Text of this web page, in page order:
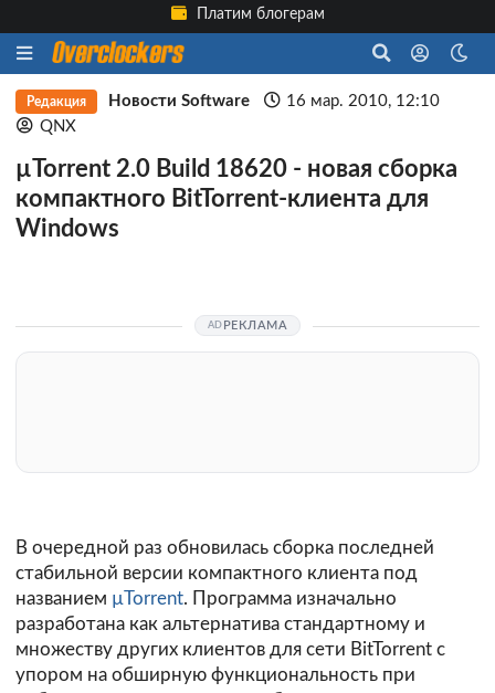
Платим блогерам
Редакция Новости Software
16 мар. 2010, 12:10
QNX
µTorrent 2.0 Build 18620 - новая сборка
компактного BitTorrent-клиента для
Windows
РЕКЛАМА
В очередной раз обновилась сборка последней
стабильной версии компактного клиента под
названием µTorrent. Программа изначально
разработана как альтернатива стандартному и
множеству других клиентов для сети BitTorrent с
упором на обширную функциональность при